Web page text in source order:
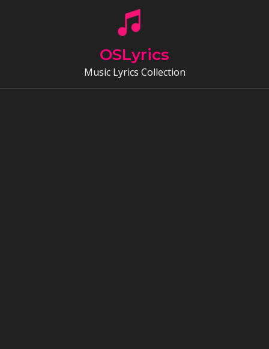
OSLyrics
Music Lyrics Collection